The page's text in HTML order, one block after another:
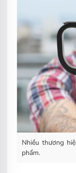
Nhiều thương
phẩm.